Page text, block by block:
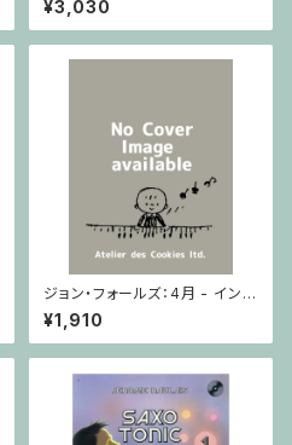
¥3,030
ジョン・フォールズ：4月 - イング
ランド / ピアノソロ
¥1,910